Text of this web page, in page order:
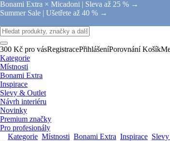
Bonami Extra × Micadoni | Sleva až 25 % →
Summer Sale | Ušetřete až 40 % →
300 Kč pro vásRegistracePřihlášeníPorovnání Košík
Kategorie
Místnosti
Bonami Extra
Inspirace
Slevy & Outlet
Návrh interiéru
Novinky
Premium značky
Pro profesionály
Kategorie Místnosti Bonami Extra Inspirace